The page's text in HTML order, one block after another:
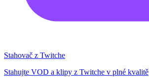
Stahovač z Twitche
Stahujte VOD a klipy z Twitche v plné kvalitě